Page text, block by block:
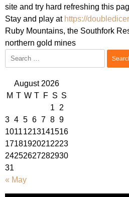
site and try hard refreshing this
Stay and play at https://
Ruby Mountains, the Southfork
northern gold mines
Search
for:
August 2026
M T W T F S S
1
2
3 4 5 6 7 8 9
10111213141516
17181920212223
24252627282930
31
« May